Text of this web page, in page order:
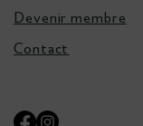
Devenir membre
Contact